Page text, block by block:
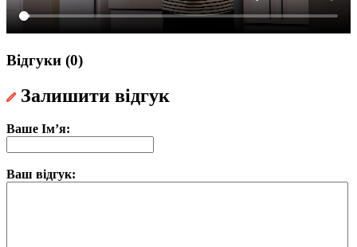
Відгуки (0)
Залишити відгук
Ваше Ім’я:
Ваш відгук: